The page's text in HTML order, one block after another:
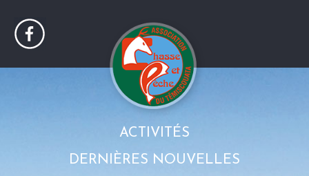
ACTIVITÉS
DERNIÈRES NOUVELLES